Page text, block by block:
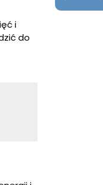
i
do